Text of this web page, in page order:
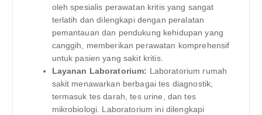
oleh spesialis perawatan kritis yang sangat
terlatih dan dilengkapi dengan peralatan
pemantauan dan pendukung kehidupan yang
canggih, memberikan perawatan komprehensif
untuk pasien yang sakit kritis.
Layanan Laboratorium: Laboratorium rumah
sakit menawarkan berbagai tes diagnostik,
termasuk tes darah, tes urine, dan tes
mikrobiologi. Laboratorium ini dilengkapi